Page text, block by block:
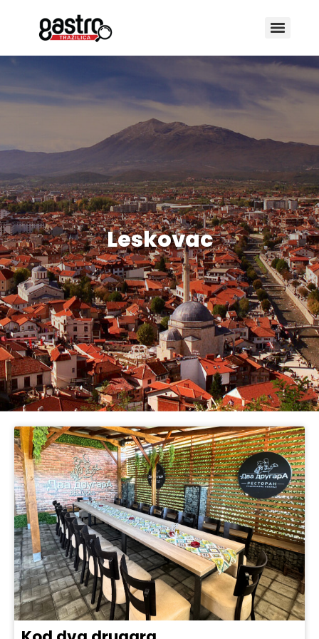
Leskovac